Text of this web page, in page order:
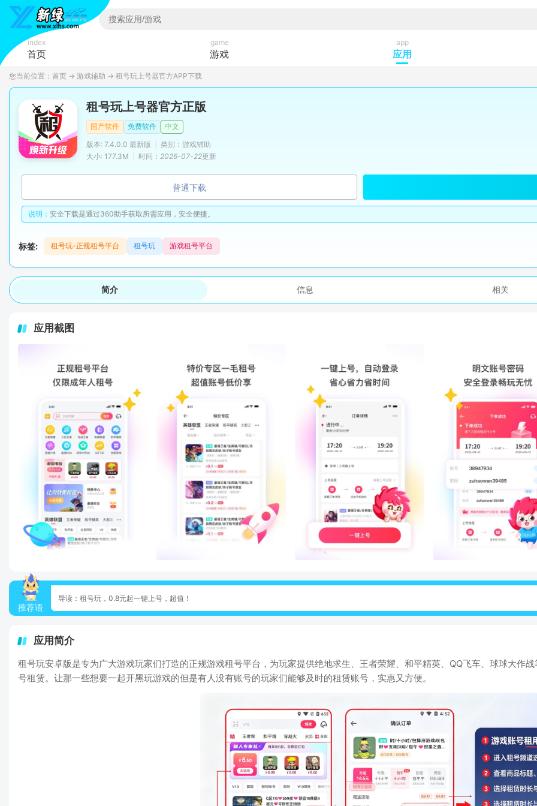
index
首页
game
游戏
app
应用
您当前位置： 首页 → 游戏辅助 → 租号玩上号器官方APP下载
租号玩上号器官方正版
国产软件 免费软件
中文
版本: 7.4.0.0 最新版
类别：游戏辅助
大小: 177.3M
时间： 2026-07-22更新
普通下载
说明： 安全下载是通过360助手获取所需应用，安全便捷。
标签: 租号玩-正规租号平台 租号玩 游戏租号平台
简介 信息 相关
应用截图
推荐语
导读：租号玩，0.8元起一键上号，超值！
应用简介
租号玩安卓版是专为广大游戏玩家们打造的正规游戏租号平台，为玩家提供绝地求生、王者荣耀、和平精英、QQ飞车、球球大作
号租赁。让那一些想要一起开黑玩游戏的但是有人没有账号的玩家们能够及时的租赁账号，实惠又方便。